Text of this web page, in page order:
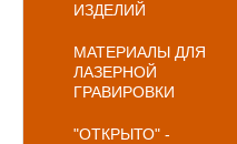
ИЗДЕЛИЙ
МАТЕРИАЛЫ ДЛЯ
ЛАЗЕРНОЙ
ГРАВИРОВКИ
"ОТКРЫТО" -